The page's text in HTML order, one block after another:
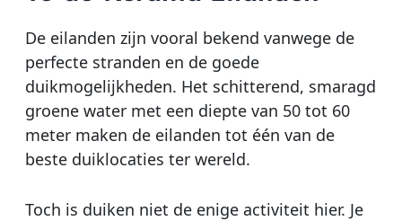
De eilanden zijn vooral bekend vanwege de
perfecte stranden en de goede
duikmogelijkheden. Het schitterend, smaragd
groene water met een diepte van 50 tot 60
meter maken de eilanden tot één van de
beste duiklocaties ter wereld.
Toch is duiken niet de enige activiteit hier. Je